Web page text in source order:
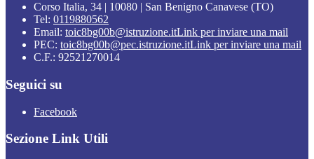
Corso Italia, 34 | 10080 | San Benigno Canavese (TO)
Tel: 0119880562
Email: toic8bg00b@istruzione.itLink per inviare una mail
PEC: toic8bg00b@pec.istruzione.itLink per inviare una mail
C.F.: 92521270014
Seguici su
Facebook
Sezione Link Utili